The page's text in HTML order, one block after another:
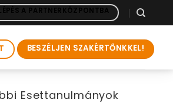
A PARTNERKÖZPONTBA
BESZÉLJEN SZAKÉRTŐNKKEL!
Esettanulmányok